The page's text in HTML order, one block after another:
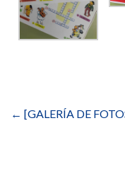
de
← [GALERÍA DE